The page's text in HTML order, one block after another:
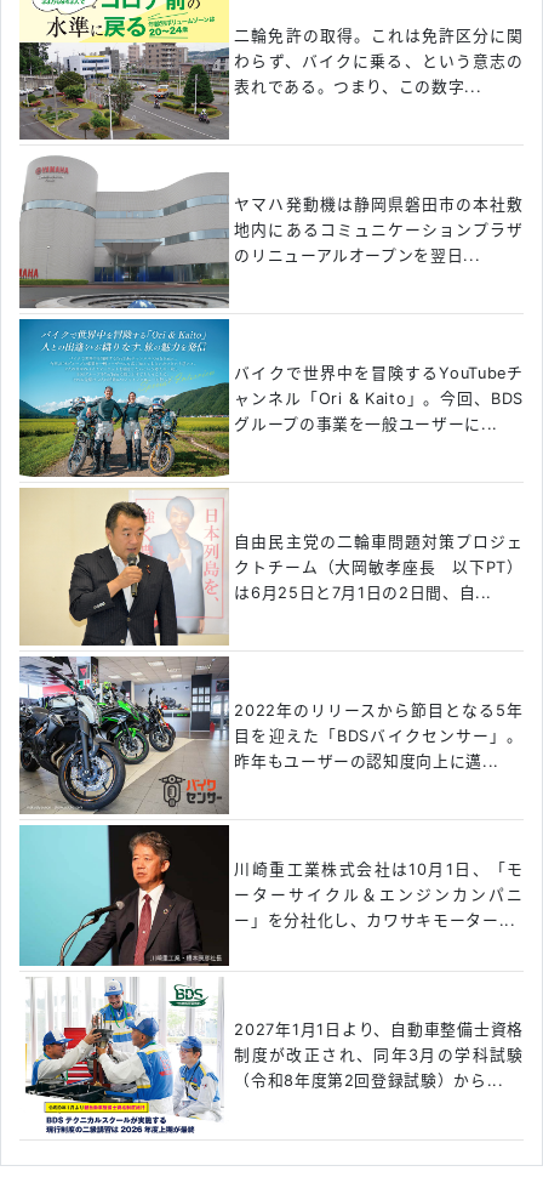
二輪免許の取得。これは免許区分に関
わらず、バイクに乗る、という意志の
表れである。つまり、この数字...
ヤマハ発動機は静岡県磐田市の本社敷
地内にあるコミュニケーションプラザ
のリニューアルオープンを翌日...
バイクで世界中を冒険するYouTubeチ
ャンネル「Ori & Kaito」。今回、BDS
グループの事業を一般ユーザーに...
自由民主党の二輪車問題対策プロジェ
クトチーム（大岡敏孝座長 以下PT）
は6月25日と7月1日の2日間、自...
2022年のリリースから節目となる5年
目を迎えた「BDSバイクセンサー」。
昨年もユーザーの認知度向上に邁...
川崎重工業株式会社は10月1日、「モ
ーターサイクル＆エンジンカンパニ
ー」を分社化し、カワサキモーター...
2027年1月1日より、自動車整備士資格
制度が改正され、同年3月の学科試験
（令和8年度第2回登録試験）から...